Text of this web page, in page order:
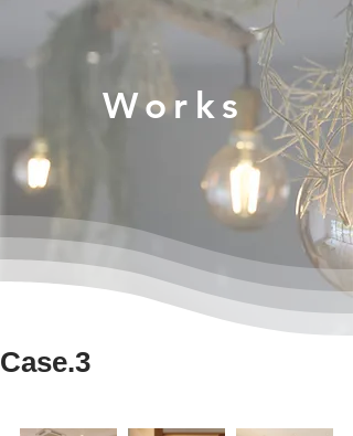
Works
Case.3